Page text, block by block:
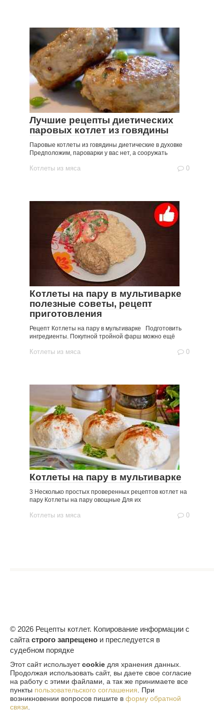
Лучшие рецепты диетических
паровых котлет из говядины
Паровые котлеты из говядины диетические в духовке
Предположим, пароварки у вас нет, а сооружать
Котлеты из мяса 0
Котлеты на пару в мультиварке
полезные советы, рецепт
приготовления
Рецепт Котлеты на пару в мультиварке Подготовить
ингредиенты. Покупной тройной фарш можно ещё
Котлеты из мяса 0
Котлеты на пару в мультиварке
3 Несколько простых проверенных рецептов котлет на
пару Котлеты на пару овощные Для их
Котлеты из мяса 0
© 2026 Рецепты котлет. Копирование информации с
сайта строго запрещено и преследуется в
судебном порядке
Этот сайт использует cookie для хранения данных.
Продолжая использовать сайт, вы даете свое согласие
на работу с этими файлами, а так же принимаете все
пункты пользовательского соглашения. При
возникновении вопросов пишите в форму обратной
связи.